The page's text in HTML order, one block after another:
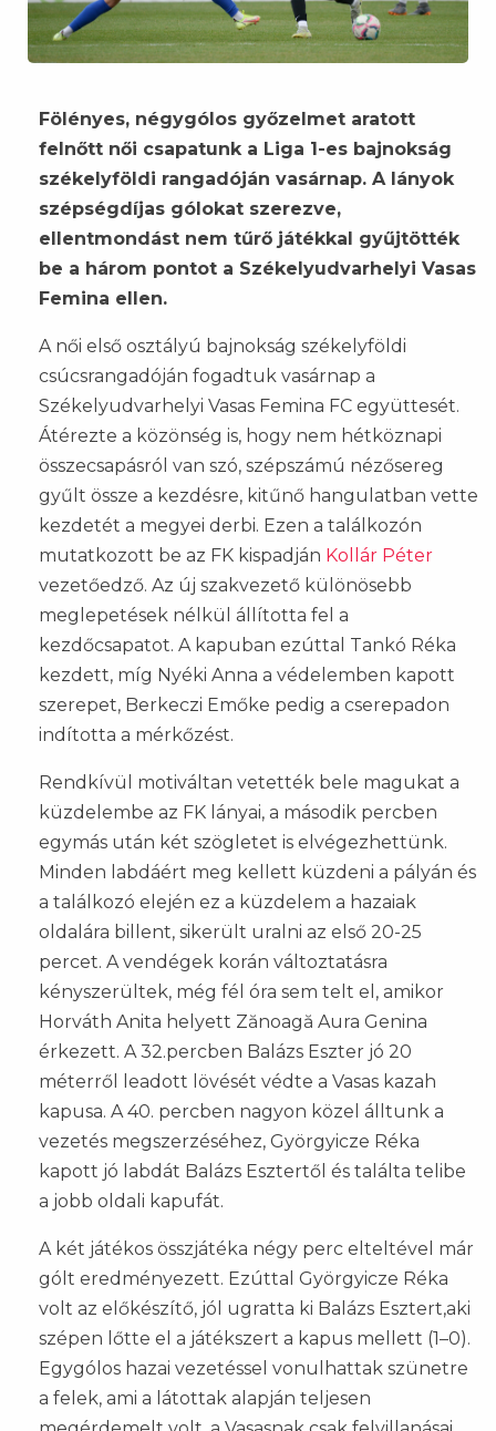
Fölényes, négygólos győzelmet aratott
felnőtt női csapatunk a Liga 1-es bajnokság
székelyföldi rangadóján vasárnap. A lányok
szépségdíjas gólokat szerezve,
ellentmondást nem tűrő játékkal gyűjtötték
be a három pontot a Székelyudvarhelyi Vasas
Femina ellen.
A női első osztályú bajnokság székelyföldi
csúcsrangadóján fogadtuk vasárnap a
Székelyudvarhelyi Vasas Femina FC együttesét.
Átérezte a közönség is, hogy nem hétköznapi
összecsapásról van szó, szépszámú nézősereg
gyűlt össze a kezdésre, kitűnő hangulatban vette
kezdetét a megyei derbi. Ezen a találkozón
mutatkozott be az FK kispadján Kollár Péter
vezetőedző. Az új szakvezető különösebb
meglepetések nélkül állította fel a
kezdőcsapatot. A kapuban ezúttal Tankó Réka
kezdett, míg Nyéki Anna a védelemben kapott
szerepet, Berkeczi Emőke pedig a cserepadon
indította a mérkőzést.
Rendkívül motiváltan vetették bele magukat a
küzdelembe az FK lányai, a második percben
egymás után két szögletet is elvégezhettünk.
Minden labdáért meg kellett küzdeni a pályán és
a találkozó elején ez a küzdelem a hazaiak
oldalára billent, sikerült uralni az első 20-25
percet. A vendégek korán változtatásra
kényszerültek, még fél óra sem telt el, amikor
Horváth Anita helyett Zănoagă Aura Genina
érkezett. A 32.percben Balázs Eszter jó 20
méterről leadott lövését védte a Vasas kazah
kapusa. A 40. percben nagyon közel álltunk a
vezetés megszerzéséhez, Györgyicze Réka
kapott jó labdát Balázs Esztertől és találta telibe
a jobb oldali kapufát.
A két játékos összjátéka négy perc elteltével már
gólt eredményezett. Ezúttal Györgyicze Réka
volt az előkészítő, jól ugratta ki Balázs Esztert,aki
szépen lőtte el a játékszert a kapus mellett (1–0).
Egygólos hazai vezetéssel vonulhattak szünetre
a felek, ami a látottak alapján teljesen